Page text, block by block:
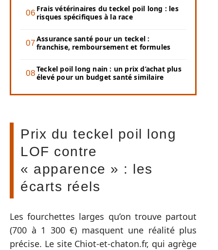
Frais vétérinaires du teckel poil long : les
risques spécifiques à la race
Assurance santé pour un teckel :
franchise, remboursement et formules
Teckel poil long nain : un prix d’achat plus
élevé pour un budget santé similaire
Prix du teckel poil long
LOF contre
« apparence » : les
écarts réels
Les fourchettes larges qu’on trouve partout
(700 à 1 300 €) masquent une réalité plus
précise. Le site Chiot-et-chaton.fr, qui agrège